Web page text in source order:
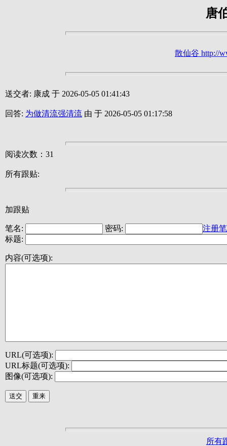
唐
散仙谷 http://
送交者: 康成 于 2026-05-05 01:41:43
回答: 为做清流强清流 由 于 2026-05-05 01:17:58
阅读次数：31
所有跟贴:
加跟贴
笔名: 密码:
注册
标题:
内容(可选项):
URL(可选项):
URL标题(可选项):
图像(可选项):
所有